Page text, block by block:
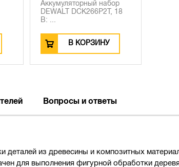
Аккумуляторный набор
DEWALT DCK266P2T, 18
В: ...
В КОРЗИНУ
Вопросы и ответы
деталей из древесины и композитных
для выполнения фигурной обработки